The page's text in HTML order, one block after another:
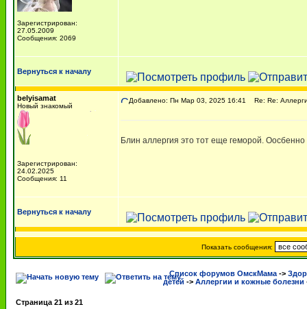
Зарегистрирован:
27.05.2009
Сообщения: 2069
Вернуться к началу
belyisamat
Новый знакомый
Зарегистрирован:
24.02.2025
Сообщения: 11
Добавлено: Пн Мар 03, 2025 16:41 Re: Re:
Блин аллергия это тот еще геморой.
Вернуться к началу
Показать сообщения:
Список форумов ОмскМама ->
детей -> Аллергии и кожные болезни
Страница 21 из 21